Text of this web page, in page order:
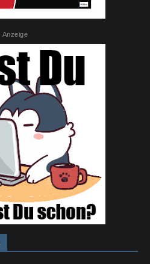
Anzeige